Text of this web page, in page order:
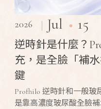
2026 Jul 15
逆時針是什麼？
充，是全臉「補
鍵
Profhilo 逆時針和一般玻
是靠高濃度玻尿酸全臉